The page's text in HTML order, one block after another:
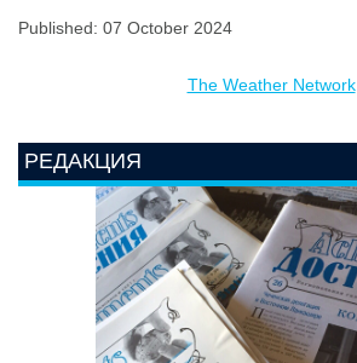
Published: 07 October 2024
The Weather Network
РЕДАКЦИЯ